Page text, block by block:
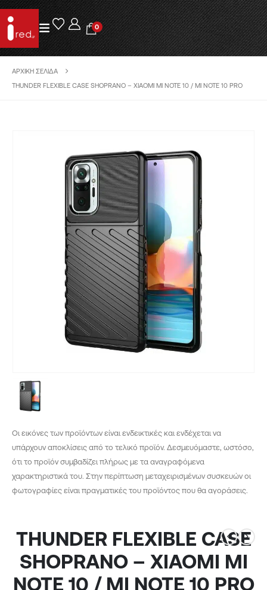
0
ΑΡΧΙΚΉ ΣΕΛΊΔΑ
THUNDER FLEXIBLE CASE SHOPRANO – XIAOMI MI NOTE 10 / MI NOTE 10 PRO
Οι εικόνες των προϊόντων είναι ενδεικτικές και ενδέχεται να
υπάρχουν αποκλίσεις από το τελικό προϊόν. Δεσμευόμαστε, ωστόσο,
ότι το προϊόν συμβαδίζει πλήρως με τα αναγραφόμενα
χαρακτηριστικά του. Στην περίπτωση μεταχειρισμένων συσκευών οι
φωτογραφίες είναι πραγματικές του προϊόντος που θα αγοράσεις.
THUNDER FLEXIBLE CASE
SHOPRANO – XIAOMI MI
NOTE 10 / MI NOTE 10 PRO